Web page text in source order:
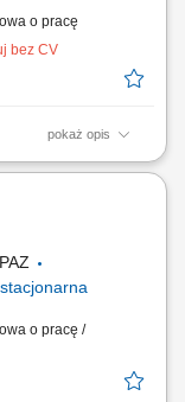
o pracę
bez CV
pokaż opis
z recepturami;
Wydawanie
na wydawcę;
stacjonarna
o pracę /